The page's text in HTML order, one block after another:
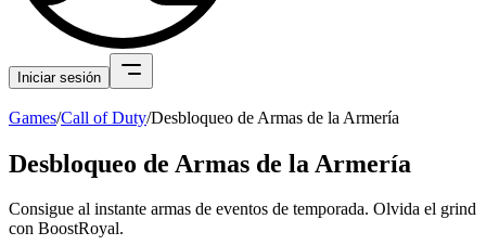
Iniciar sesión
Games/Call of Duty/Desbloqueo de Armas de la Armería
Desbloqueo de Armas de la Armería
Consigue al instante armas de eventos de temporada. Olvida el grind
con BoostRoyal.